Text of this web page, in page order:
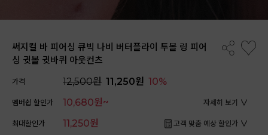
써지컬 바 피어싱 큐빅 나비 버터플라이 투볼 링 피어
싱 귓볼 귓바퀴 아웃컨츠
가격 12,500원 11,250원 10%
멤버쉽 할인가 10,680원~ 자세히 보기
최대할인가 11,250원 고객 맞춤 예상 할인가